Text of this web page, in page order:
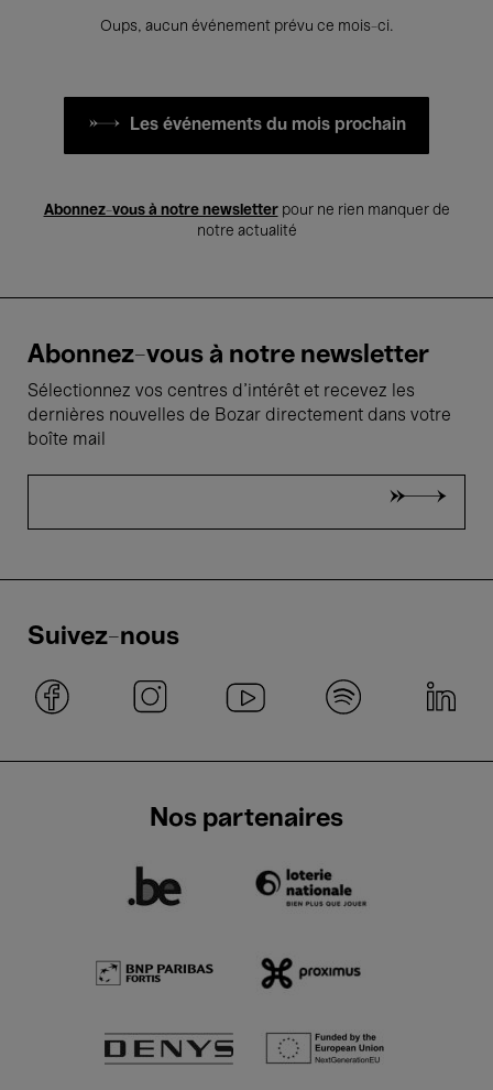
Oups, aucun événement prévu ce mois-ci.
Les événements du mois prochain
Abonnez-vous à notre newsletterpour ne rien manquer de
notre actualité
Abonnez-vous à notre newsletter
Sélectionnez vos centres d'intérêt et recevez les
dernières nouvelles de Bozar directement dans votre
boîte mail
Suivez-nous
Nos partenaires